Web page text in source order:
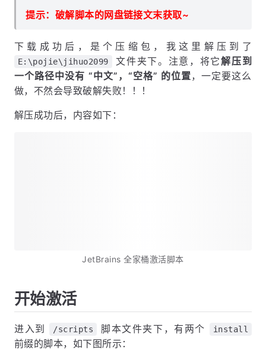
提示：破解脚本的网盘链接文末获取~
下载成功后，是个压缩包，我这里解压到了
E:\pojie\jihuo2099 文件夹下。注意，将它解压到
一个路径中没有 “中文”，“空格” 的位置，一定要这么
做，不然会导致破解失败！！！
解压成功后，内容如下：
JetBrains 全家桶激活脚本
开始激活
进入到 /scripts 脚本文件夹下，有两个 install
前缀的脚本，如下图所示：